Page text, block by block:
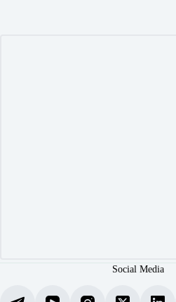
Social Media